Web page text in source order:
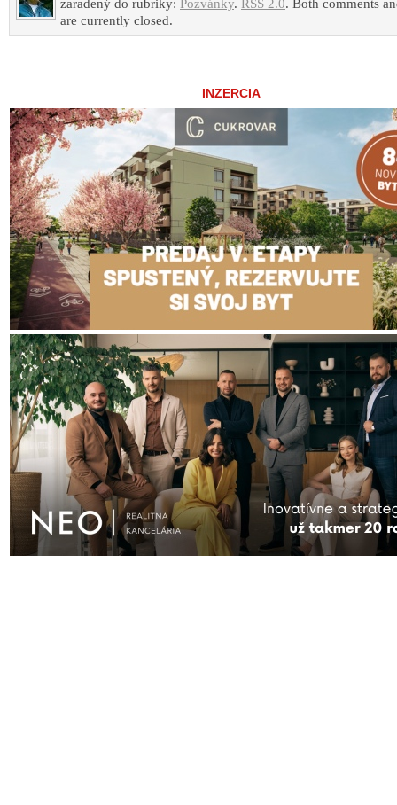
zaradený do rubriky: Pozvánky. RSS 2.0. Both comments
are currently closed.
INZERCIA